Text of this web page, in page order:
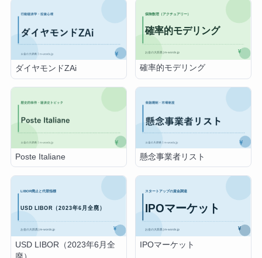
ダイヤモンドZAi 確率的モデリング
Poste Italiane 懸念事業者リスト
USD LIBOR（2023年6月全
IPOマーケット